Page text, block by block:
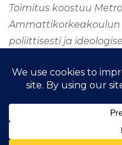
Toimitus koostuu
Ammattikorkeakoulun
poliittisesti ja
&kopio; Tekijänoikeus
oikeudet pidätetään.